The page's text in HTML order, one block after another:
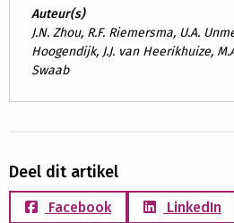
Auteur(s)
J.N. Zhou, R.F. Riemersma, U.A.
Hoogendijk, J.J. van Heerikhuize,
Swaab
Deel dit artikel
Facebook LinkedIn